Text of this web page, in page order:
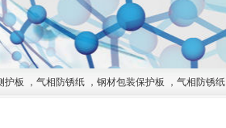
护板 ， 气相防锈纸 ， 钢材包装保护板 ， 气相防锈纸